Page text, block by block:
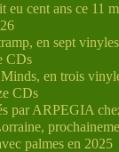
eu cent ans ce 11
en sept
CDs
en trois
CDs
par ARPEGIA
palmes en 2025